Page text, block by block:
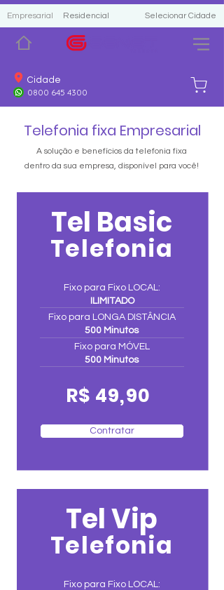
Empresarial Residencial Selecionar Cidade
Cidade
0800 645 4300
Telefonia fixa Empresarial
A solução e benefícios da telefonia fixa
dentro da sua empresa, disponível para você!
Tel Basic
Telefonia
Fixo para Fixo LOCAL:
ILIMITADO
Fixo para LONGA DISTÂNCIA
500 Minutos
Fixo para MÓVEL
500 Minutos
R$ 49,90
Contratar
Tel Vip
Telefonia
Fixo para Fixo LOCAL: